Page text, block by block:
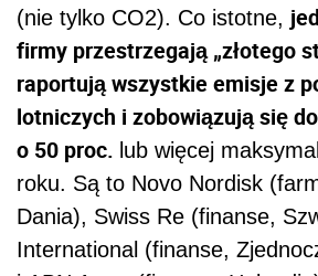
(nie tylko CO2). Co istotne,
firmy przestrzegają „złotego
raportują wszystkie emisje z
lotniczych i zobowiązują się
o 50 proc. lub więcej
roku. Są to Novo Nordisk
Dania), Swiss Re (finanse,
International (finanse,